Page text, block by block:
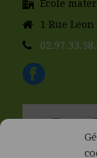
Ecole
1 Rue Leon